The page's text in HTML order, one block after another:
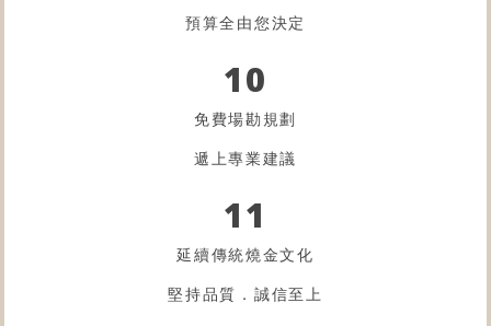
預算全由您決定
10
免費場勘規劃
遞上專業建議
11
延續傳統燒金文化
堅持品質．誠信至上